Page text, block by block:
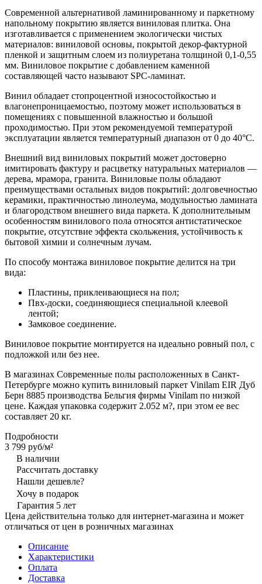
Современной альтернативой ламинированному и паркетному
напольному покрытию является виниловая плитка. Она
изготавливается с применением экологически чистых
материалов: виниловой основы, покрытой декор-фактурной
пленкой и защитным слоем из полиуретана толщиной 0,1-0,55
мм. Виниловое покрытие с добавлением каменной
составляющей часто называют SPC-ламинат.
Винил обладает стопроцентной износостойкостью и
влагонепроницаемостью, поэтому может использоваться в
помещениях с повышенной влажностью и большой
проходимостью. При этом рекомендуемой температурой
эксплуатации является температурный диапазон от 0 до 40°С.
Внешний вид виниловых покрытий может достоверно
имитировать фактуру и расцветку натуральных материалов —
дерева, мрамора, гранита. Виниловые полы обладают
преимуществами остальных видов покрытий: долговечностью
керамики, практичностью линолеума, модульностью ламината
и благородством внешнего вида паркета. К дополнительным
особенностям винилового пола относятся антистатическое
покрытие, отсутствие эффекта скольжения, устойчивость к
бытовой химии и солнечным лучам.
По способу монтажа виниловое покрытие делится на три
вида:
Пластины, приклеивающиеся на пол;
Пвх-доски, соединяющиеся специальной клеевой
лентой;
Замковое соединение.
Виниловое покрытие монтируется на идеально ровный пол, с
подложкой или без нее.
В магазинах Современные полы расположенных в Санкт-
Петербурге можно купить виниловый паркет Vinilam EIR Дуб
Берн 8885 производства Бельгия фирмы Vinilam по низкой
цене. Каждая упаковка содержит 2.052 м?, при этом ее вес
составляет 20 кг.
Подробности
3 799 руб/м²
В наличии
Рассчитать доставку
Нашли дешевле?
Хочу в подарок
Гарантия 5 лет
Цена действительна только для интернет-магазина и может
отличаться от цен в розничных магазинах
Описание
Характеристики
Оплата
Доставка